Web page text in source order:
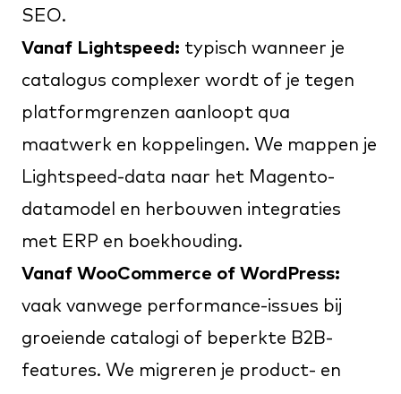
SEO.
Vanaf Lightspeed: typisch wanneer je
catalogus complexer wordt of je tegen
platformgrenzen aanloopt qua
maatwerk en koppelingen. We mappen je
Lightspeed-data naar het Magento-
datamodel en herbouwen integraties
met ERP en boekhouding.
Vanaf WooCommerce of WordPress:
vaak vanwege performance-issues bij
groeiende catalogi of beperkte B2B-
features. We migreren je product- en